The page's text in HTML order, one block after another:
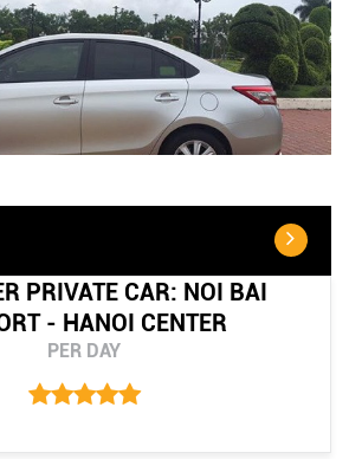
PRIVATE CAR: NOI BAI
- HANOI CENTER
PER DAY